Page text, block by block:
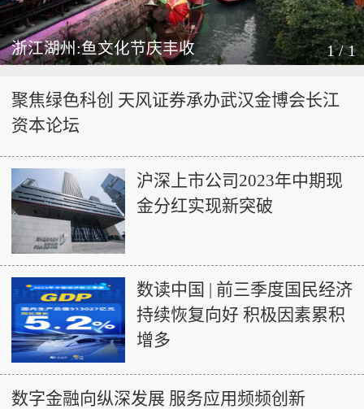
浙江湖州:鱼文化节庆丰收 1 / 1
聚焦绿色科创 天风证券承办武汉金博会长江
资本论坛
沪深上市公司2023年中期现
金分红实现新突破
数读中国 | 前三季度国民经济
持续恢复向好 积极因素累积
增多
数字金融向纵深发展 服务应用频频创新